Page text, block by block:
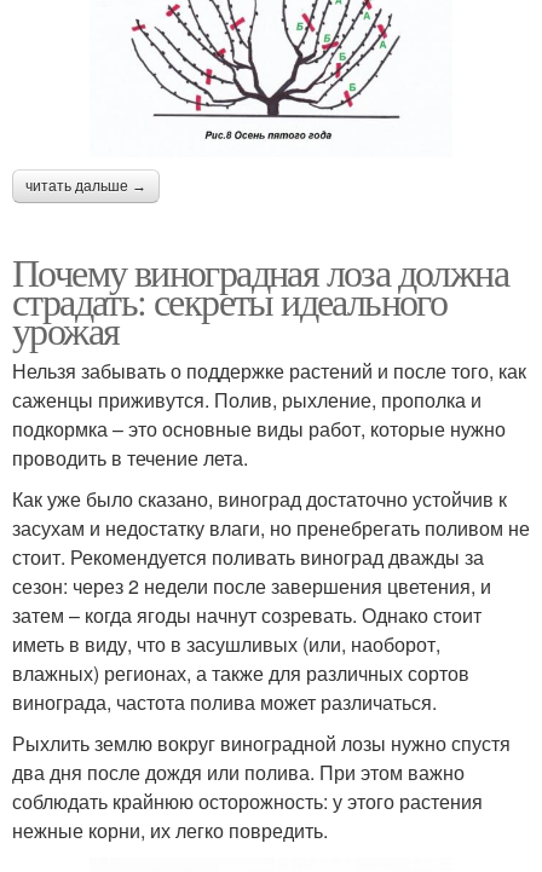
читать дальше →
Почему виноградная лоза должна
страдать: секреты идеального
урожая
Нельзя забывать о поддержке растений и после того, как
саженцы приживутся. Полив, рыхление, прополка и
подкормка – это основные виды работ, которые нужно
проводить в течение лета.
Как уже было сказано, виноград достаточно устойчив к
засухам и недостатку влаги, но пренебрегать поливом не
стоит. Рекомендуется поливать виноград дважды за
сезон: через 2 недели после завершения цветения, и
затем – когда ягоды начнут созревать. Однако стоит
иметь в виду, что в засушливых (или, наоборот,
влажных) регионах, а также для различных сортов
винограда, частота полива может различаться.
Рыхлить землю вокруг виноградной лозы нужно спустя
два дня после дождя или полива. При этом важно
соблюдать крайнюю осторожность: у этого растения
нежные корни, их легко повредить.